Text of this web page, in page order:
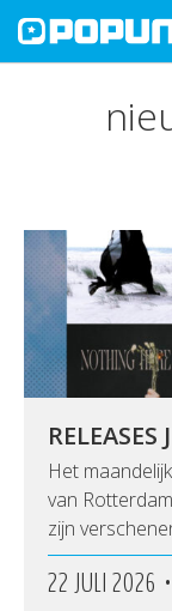
Het
van
zijn
22 JULI 2026 •